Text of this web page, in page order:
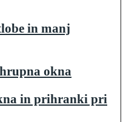
in manj
okna
in prihranki pri